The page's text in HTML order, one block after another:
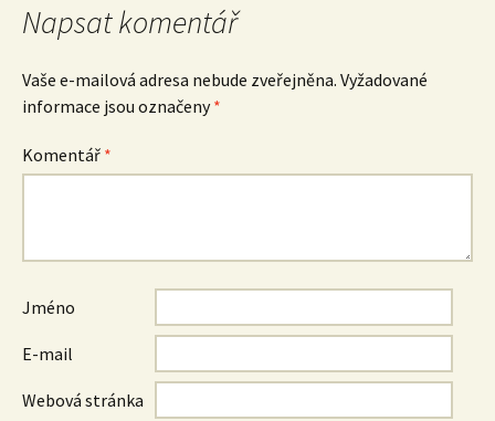
Napsat komentář
Vaše e-mailová adresa nebude zveřejněna. Vyžadované
informace jsou označeny*
Komentář *
Jméno
E-mail
Webová stránka